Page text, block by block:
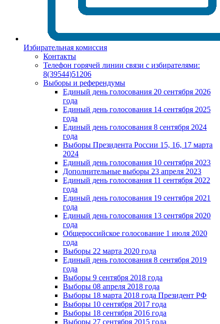
Избирательная комиссия
Контакты
Телефон горячей линии связи с избирателями:
8(39544)51206
Выборы и референдумы
Единый день голосования 20 сентября 2026
года
Единый день голосования 14 сентября 2025
года
Единый день голосования 8 сентября 2024
года
Выборы Президента России 15, 16, 17 марта
2024
Единый день голосования 10 сентября 2023
Дополнительные выборы 23 апреля 2023
Единый день голосования 11 сентября 2022
года
Единый день голосования 19 сентября 2021
года
Единый день голосования 13 сентября 2020
года
Общероссийское голосование 1 июля 2020
года
Выборы 22 марта 2020 года
Единый день голосования 8 сентября 2019
года
Выборы 9 сентября 2018 года
Выборы 08 апреля 2018 года
Выборы 18 марта 2018 года Президент РФ
Выборы 10 сентября 2017 года
Выборы 18 сентября 2016 года
Выборы 27 сентября 2015 года